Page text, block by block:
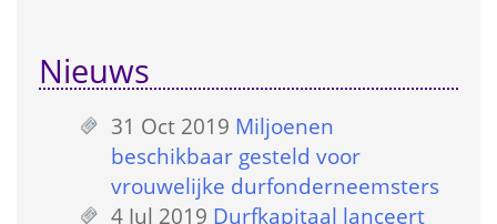
Nieuws
31 Oct 2019 Miljoenen
beschikbaar gesteld voor
vrouwelijke durfonderneemsters
4 Jul 2019 Durfkapitaal lanceert